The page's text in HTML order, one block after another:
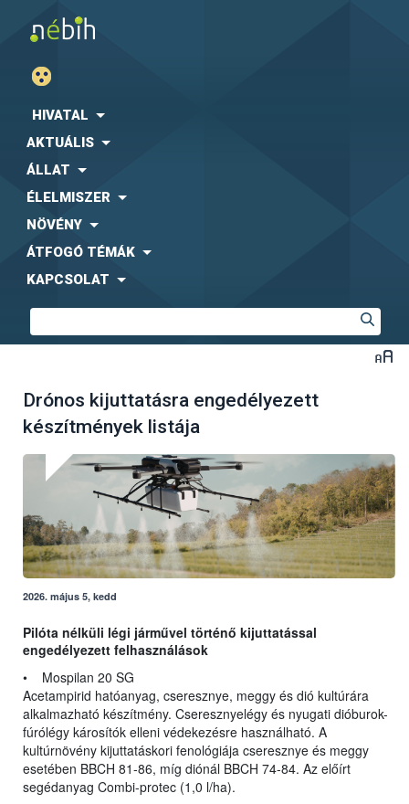
HIVATAL
AKTUÁLIS
ÁLLAT
ÉLELMISZER
NÖVÉNY
ÁTFOGÓ TÉMÁK
KAPCSOLAT
Drónos kijuttatásra engedélyezett
készítmények listája
2026. május 5, kedd
Pilóta nélküli légi járművel történő kijuttatással
engedélyezett felhasználások
• Mospilan 20 SG
Acetampirid hatóanyag, cseresznye, meggy és dió kultúrára
alkalmazható készítmény. Cseresznyelégy és nyugati dióburok-
fúrólégy károsítók elleni védekezésre használható. A
kultúrnövény kijuttatáskori fenológiája cseresznye és meggy
esetében BBCH 81-86, míg diónál BBCH 74-84. Az előírt
segédanyag Combi-protec (1,0 l/ha).